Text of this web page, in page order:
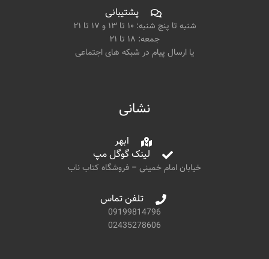
پشتیبانی
شنبه تا پنج شنبه: ۱۰ تا ۱۳ و ۱۷ تا ۲۱
جمعه: ۱۸ تا ۲۱
یا ارسال پیام در شبکه های اجتماعی
نشانی
ابهر
لینک گوگل مپ
خیابان امام خمینی – فروشگاه کتاب ناب
تلفن تماس
09199814796
02435278606